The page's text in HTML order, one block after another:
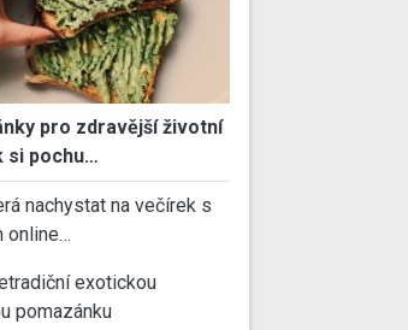
pro zdravější životní
si pochu…
nachystat na večírek s
online…
exotickou
pomazánku